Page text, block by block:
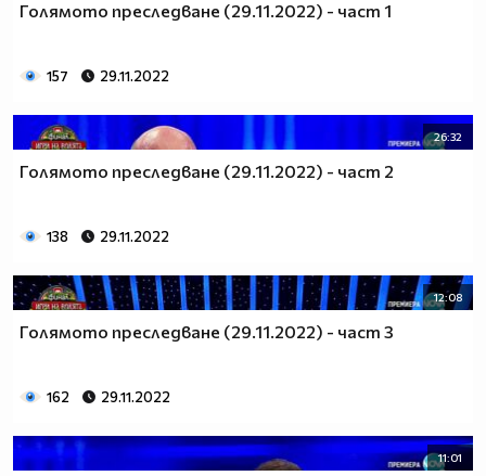
Голямото преследване (29.11.2022) - част 1
157 29.11.2022
26:32
Голямото преследване (29.11.2022) - част 2
138 29.11.2022
12:08
Голямото преследване (29.11.2022) - част 3
162 29.11.2022
11:01